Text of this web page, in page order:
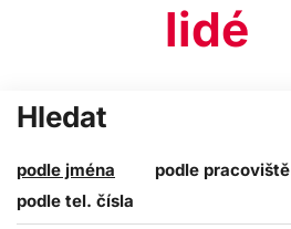
lidé
Hledat
podle jména
podle pracoviště
podle tel. čísla